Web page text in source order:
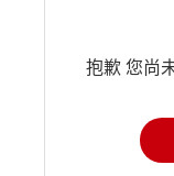
抱歉 您尚